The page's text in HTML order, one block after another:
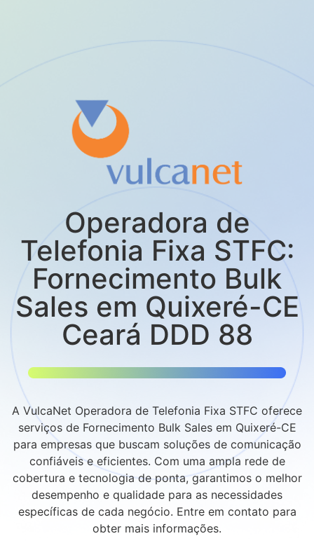
Operadora de
Telefonia Fixa STFC:
Fornecimento Bulk
Sales em Quixeré-CE
Ceará DDD 88
A VulcaNet Operadora de Telefonia Fixa STFC oferece
serviços de Fornecimento Bulk Sales em Quixeré-CE
para empresas que buscam soluções de comunicação
confiáveis e eficientes. Com uma ampla rede de
cobertura e tecnologia de ponta, garantimos o melhor
desempenho e qualidade para as necessidades
específicas de cada negócio. Entre em contato para
obter mais informações.